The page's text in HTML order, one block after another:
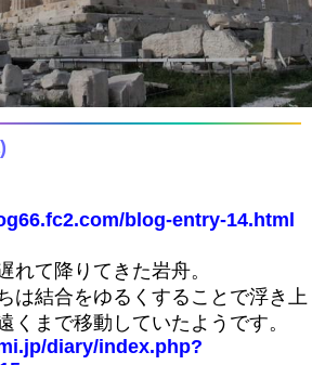
blog-entry-14.html
れて降りてきた岩舟。
は結合をゆるくすることで浮き上
くまで移動していたようです。
diary/index.php?